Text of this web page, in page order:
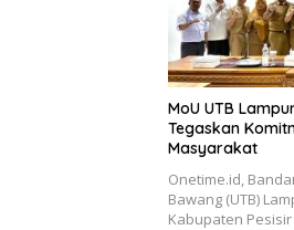
MoU UTB
Tegaskan
Masyarakat
Onetime.id,
Bawang (UTB)
Kabupaten